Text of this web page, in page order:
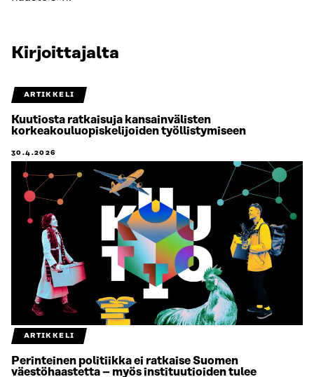
Kirjoittajalta
ARTIKKELI
Kuutiosta ratkaisuja kansainvälisten
korkeakouluopiskelijoiden työllistymiseen
30.4.2026
ARTIKKELI
Perinteinen politiikka ei ratkaise Suomen
väestöhaastetta – myös instituutioiden tulee